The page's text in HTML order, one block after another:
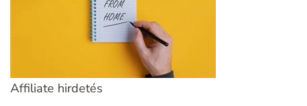
Affiliate hirdetés